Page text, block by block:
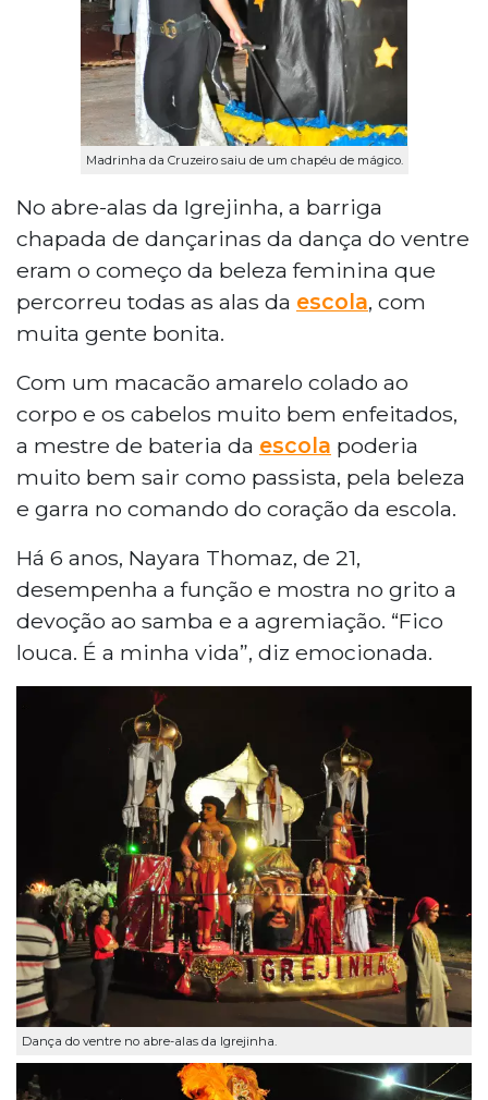
Madrinha da Cruzeiro saiu de um chapéu de mágico.
No abre-alas da Igrejinha, a barriga
chapada de dançarinas da dança do ventre
eram o começo da beleza feminina que
percorreu todas as alas da escola, com
muita gente bonita.
Com um macacão amarelo colado ao
corpo e os cabelos muito bem enfeitados,
a mestre de bateria da escola poderia
muito bem sair como passista, pela beleza
e garra no comando do coração da escola.
Há 6 anos, Nayara Thomaz, de 21,
desempenha a função e mostra no grito a
devoção ao samba e a agremiação. “Fico
louca. É a minha vida”, diz emocionada.
Dança do ventre no abre-alas da Igrejinha.